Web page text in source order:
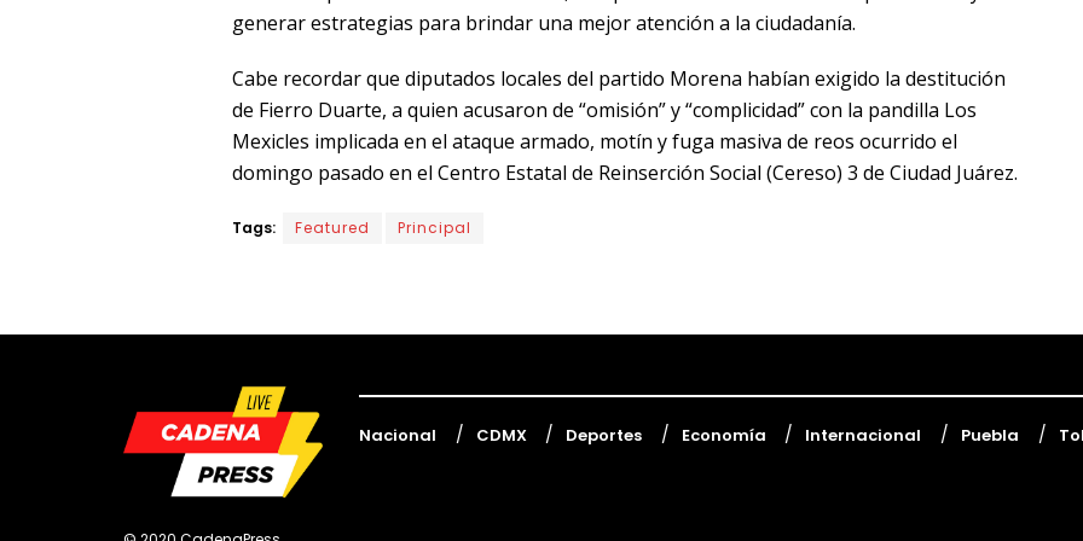
generar estrategias para brindar una mejor atención a la ciudadanía.
Cabe recordar que diputados locales del partido Morena habían exigido la destitución
de Fierro Duarte, a quien acusaron de “omisión” y “complicidad” con la pandilla Los
Mexicles implicada en el ataque armado, motín y fuga masiva de reos ocurrido el
domingo pasado en el Centro Estatal de Reinserción Social (Cereso) 3 de Ciudad Juárez.
Tags: Featured Principal
Nacional CDMX Deportes Economía Internacional Puebla